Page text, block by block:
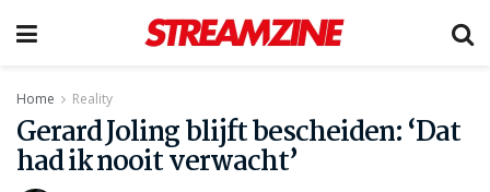
Home Reality
Gerard Joling blijft bescheiden: ‘Dat
had ik nooit verwacht’